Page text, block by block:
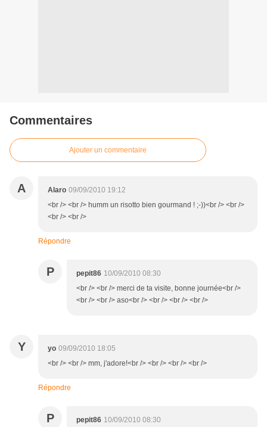
Commentaires
Ajouter un commentaire
A Alaro 09/09/2010 19:12
<br /> <br /> humm un risotto bien gourmand ! ;-))<br /> <br />
<br /> <br />
Répondre
P pepit86 10/09/2010 08:30
<br /> <br /> merci de ta visite, bonne journée<br />
<br /> <br /> aso<br /> <br /> <br /> <br />
Y yo 09/09/2010 18:05
<br /> <br /> mm, j'adore!<br /> <br /> <br /> <br />
Répondre
P pepit86 10/09/2010 08:30